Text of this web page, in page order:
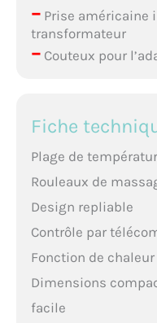
–Prise américaine
transformateur
–Couteux pour
Fiche
Plage de
Rouleaux de
Design repliable
Contrôle par
Fonction de
Dimensions
facile